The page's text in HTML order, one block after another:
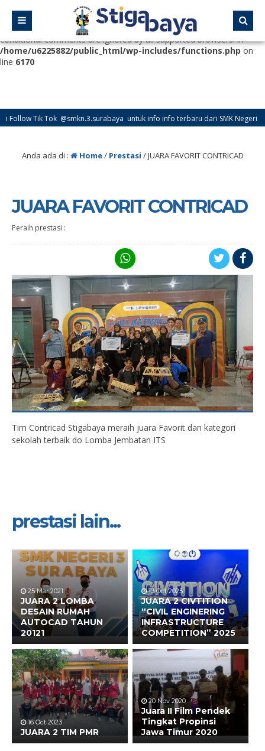
Deprecated
: Function WP_Dependencies->add_data() was called
with an argument that is
deprecated
since version 6.9.0! IE
conditional comments are ignored by all supported browsers. in
/home/u6225882/public_html/wp-includes/functions.php on
line 6170
Tik Tok @smkn.3.surabaya untuk info info terbaru dari SMK Negeri 3
Instagram @official_osissmkn3sby dan @official.smkn3sby untuk info info
Anda ada di : Home/ Prestasi /JUARA FAVORIT CONTRICAD
JUARA FAVORIT CONTRICAD
Peraih prestasi :
Tim Contricad Stigabaya meraih juara Favorit dan kategori
sekolah terbaik do Lomba Jembatan ITS
prestasi lain...
25 Mar 2021
JUARA 2 LOMBA
DESAIN RUMAH
AUTOCAD TAHUN
20121
13 Oct 2025
JUARA 2 CIVTITION
“CIVIL ENGINERING
INFRASTRUCTURE
COMPETITION” 2025
16 Oct 2023
JUARA 2 TIM PMR
20 Nov 2020
Juara II Film Pendek
Tingkat Propinsi
Jawa Timur 2020